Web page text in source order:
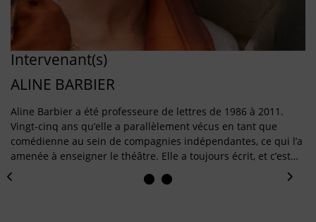
Intervenant(s)
ALINE BARBIER
Aline Barbier a été professeure de lettres de 1986 à 2011.
Vingt-cinq ans qu’elle a parallèlement vécus en tant que
comédienne au sein de compagnies indépendantes, ce qui l’a
amenée à enseigner le théâtre. Elle a toujours écrit, et c’est…